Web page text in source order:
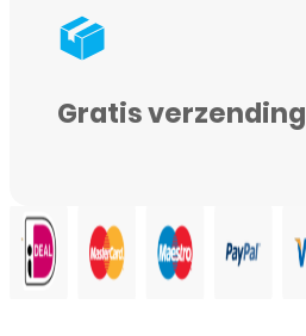
Gratis verzending